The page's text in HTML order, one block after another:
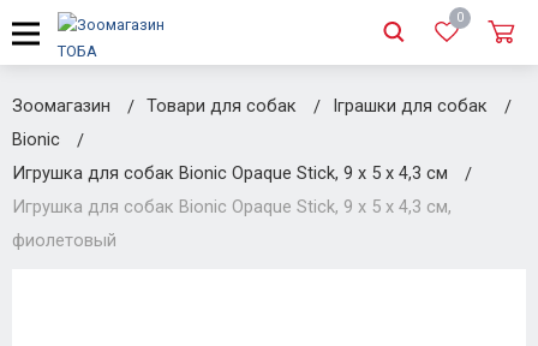
0
Зоомагазин Товари для собак
Іграшки для собак
Bionic
Игрушка для собак Bionic Opaque Stick, 9 х 5 х 4,3 см
Игрушка для собак Bionic Opaque Stick, 9 х 5 х 4,3 см,
фиолетовый